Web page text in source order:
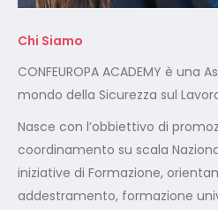
Chi Siamo
CONFEUROPA ACADEMY è una
mondo della Sicurezza sul
Nasce con l’obbiettivo di
coordinamento su scala
iniziative di Formazione,
addestramento, formazione